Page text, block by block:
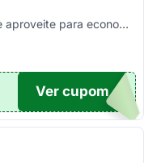
Aplique seu código agora mesmo e aproveite para economizar! Válido em par completo (Armação + Lente)!
OM50
Ver cupom